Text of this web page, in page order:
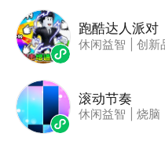
跑酷达人派对
休闲益智 创新
滚动节奏
休闲益智 烧脑